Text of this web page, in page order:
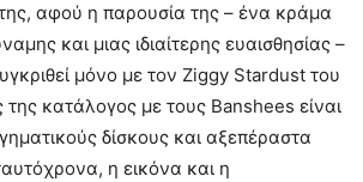
αφού η παρουσία της – ένα κράμα
και μιας ιδιαίτερης ευαισθησίας –
μόνο με τον Ziggy Stardust του
κατάλογος με τους Banshees είναι
δίσκους και αξεπέραστα
η εικόνα και η